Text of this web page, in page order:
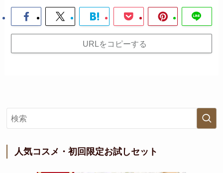
URLをコピーする
人気コスメ・初回限定お試しセット